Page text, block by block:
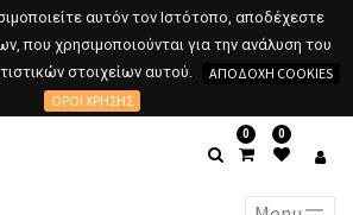
αυτόν τον Ιστότοπο, αποδέχεστε
που χρησιμοποιούνται για την ανάλυση του
στοιχείων αυτού.
ΑΠΟΔΟΧΉ COOKIES
ΌΡΟΙ ΧΡΉΣΗΣ
0 0